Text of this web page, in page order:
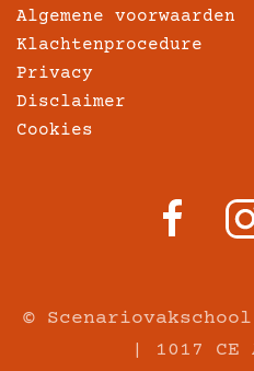
Algemene voorwaarden
Klachtenprocedure
Privacy
Disclaimer
Cookies
©
| 1017 CE